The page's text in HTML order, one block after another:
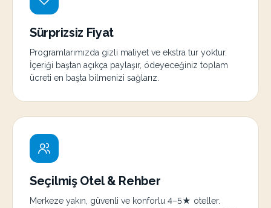
Sürprizsiz Fiyat
Programlarımızda gizli maliyet ve ekstra tur yoktur.
İçeriği baştan açıkça paylaşır, ödeyeceğiniz toplam
ücreti en başta bilmenizi sağlarız.
Seçilmiş Otel & Rehber
Merkeze yakın, güvenli ve konforlu 4–5★ oteller.